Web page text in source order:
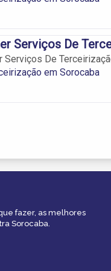
Serviços De
Serviços De
em Sorocaba
fazer, as melhores
Sorocaba.